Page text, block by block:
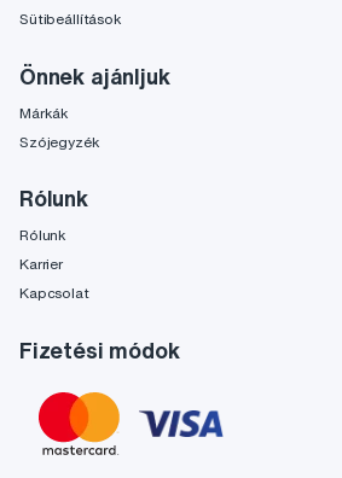
Sütibeállítások
Önnek ajánljuk
Márkák
Szójegyzék
Rólunk
Rólunk
Karrier
Kapcsolat
Fizetési módok